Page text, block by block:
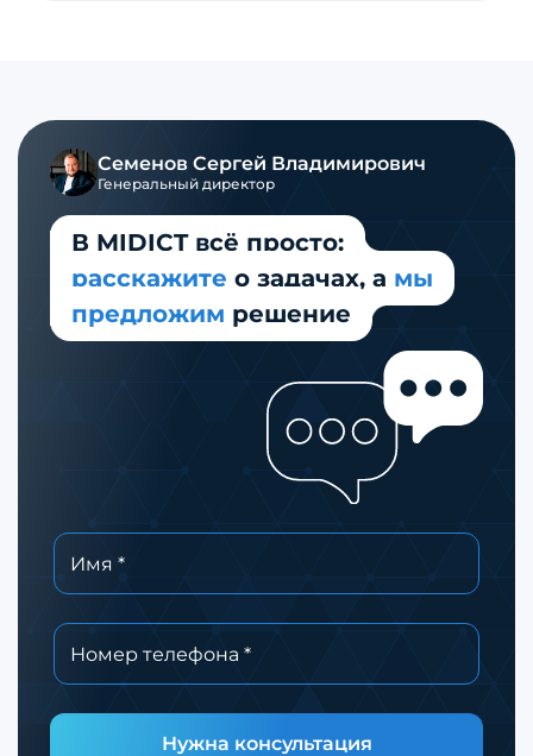
Семенов Сергей Владимирович
Генеральный директор
В MIDICT всё просто:
расскажите о задачах, а мы
предложим решение
Нужна консультация